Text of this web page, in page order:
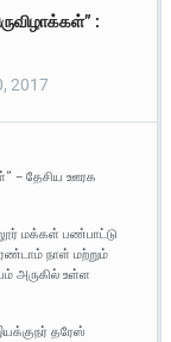
:
2017
– தேசிய ஊரக
மக்கள் பண்பாட்டு
நாள் மற்றும்
அருகில் உள்ள
தரேஸ்